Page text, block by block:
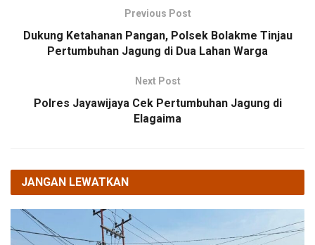
Previous Post
Dukung Ketahanan Pangan, Polsek Bolakme Tinjau
Pertumbuhan Jagung di Dua Lahan Warga
Next Post
Polres Jayawijaya Cek Pertumbuhan Jagung di
Elagaima
JANGAN LEWATKAN